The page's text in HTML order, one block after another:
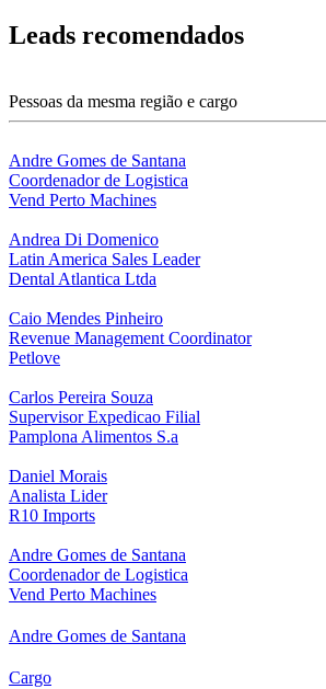
Leads recomendados
Pessoas da mesma região e cargo
Andre Gomes de Santana
Coordenador de Logistica
Vend Perto Machines
Andrea Di Domenico
Latin America Sales Leader
Dental Atlantica Ltda
Caio Mendes Pinheiro
Revenue Management Coordinator
Petlove
Carlos Pereira Souza
Supervisor Expedicao Filial
Pamplona Alimentos S.a
Daniel Morais
Analista Lider
R10 Imports
Andre Gomes de Santana
Coordenador de Logistica
Vend Perto Machines
Andre Gomes de Santana
Cargo